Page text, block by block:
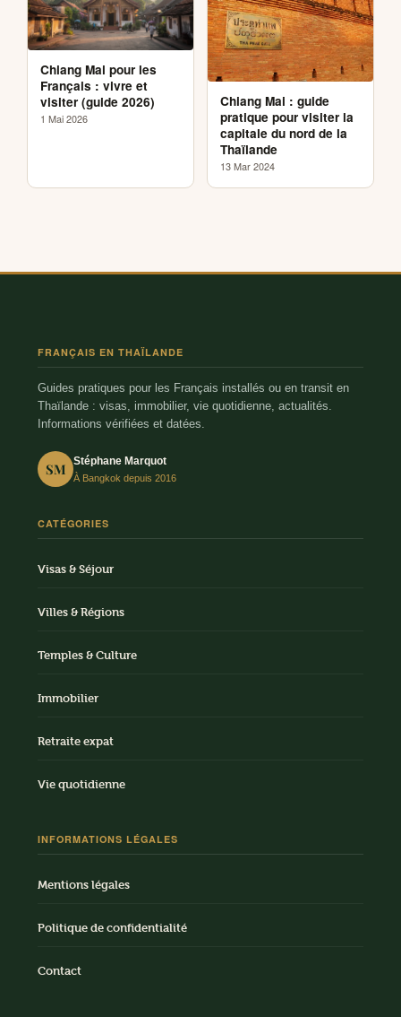
Chiang Mai pour les
Français : vivre et
visiter (guide 2026)
1 Mai 2026
Chiang Mai : guide
pratique pour visiter la
capitale du nord de la
Thaïlande
13 Mar 2024
FRANÇAIS EN THAÏLANDE
Guides pratiques pour les Français installés ou en transit en
Thaïlande : visas, immobilier, vie quotidienne, actualités.
Informations vérifiées et datées.
SM Stéphane Marquot
À Bangkok depuis 2016
CATÉGORIES
Visas & Séjour
Villes & Régions
Temples & Culture
Immobilier
Retraite expat
Vie quotidienne
INFORMATIONS LÉGALES
Mentions légales
Politique de confidentialité
Contact